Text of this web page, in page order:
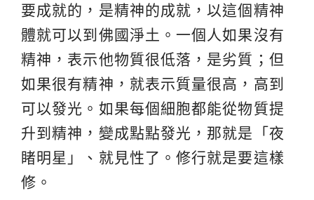
要成就的，是精神的成就，以這個精神
體就可以到佛國淨土。一個人如果沒有
精神，表示他物質很低落，是劣質；但
如果很有精神，就表示質量很高，高到
可以發光。如果每個細胞都能從物質提
升到精神，變成點點發光，那就是「夜
睹明星」、就見性了。修行就是要這樣
修。